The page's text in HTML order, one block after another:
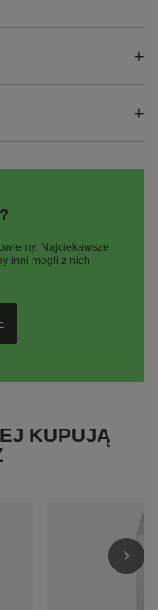
Najciekawsze
inni mogli z nich
KUPUJĄ